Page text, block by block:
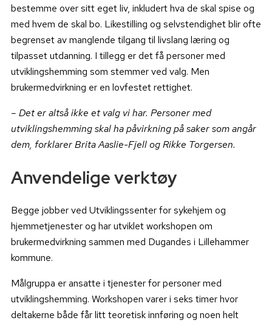
bestemme over sitt eget liv, inkludert hva de skal spise og
med hvem de skal bo. Likestilling og selvstendighet blir ofte
begrenset av manglende tilgang til livslang læring og
tilpasset utdanning. I tillegg er det få personer med
utviklingshemming som stemmer ved valg. Men
brukermedvirkning er en lovfestet rettighet.
– Det er altså ikke et valg vi har. Personer med
utviklingshemming skal ha påvirkning på saker som angår
dem, forklarer Brita Aaslie-Fjell og Rikke Torgersen.
Anvendelige verktøy
Begge jobber ved Utviklingssenter for sykehjem og
hjemmetjenester og har utviklet workshopen om
brukermedvirkning sammen med Dugandes i Lillehammer
kommune.
Målgruppa er ansatte i tjenester for personer med
utviklingshemming. Workshopen varer i seks timer hvor
deltakerne både får litt teoretisk innføring og noen helt